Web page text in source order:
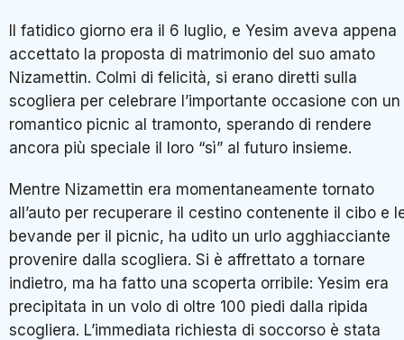
Il fatidico giorno era il 6 luglio, e Yesim aveva appena
accettato la proposta di matrimonio del suo amato
Nizamettin. Colmi di felicità, si erano diretti sulla
scogliera per celebrare l’importante occasione con un
romantico picnic al tramonto, sperando di rendere
ancora più speciale il loro “sì” al futuro insieme.
Mentre Nizamettin era momentaneamente tornato
all’auto per recuperare il cestino contenente il cibo e
bevande per il picnic, ha udito un urlo agghiacciante
provenire dalla scogliera. Si è affrettato a tornare
indietro, ma ha fatto una scoperta orribile: Yesim era
precipitata in un volo di oltre 100 piedi dalla ripida
scogliera. L’immediata richiesta di soccorso è stata